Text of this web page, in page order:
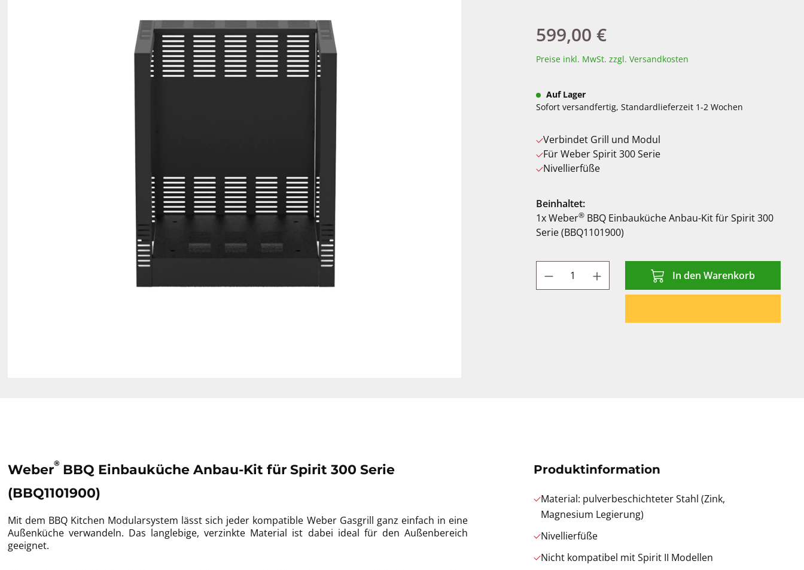
Regulärer Preis:
599,00 €
Preise inkl. MwSt. zzgl. Versandkosten
Auf Lager
Sofort versandfertig, Standardlieferzeit 1-2 Wochen
Verbindet Grill und Modul
Für Weber Spirit 300 Serie
Nivellierfüße
Beinhaltet:
1x Weber® BBQ Einbauküche Anbau-Kit für Spirit 300
Serie (BBQ1101900)
Produkt Anzahl: Gib denIn den Warenkorb
Weber® BBQ Einbauküche Anbau-Kit für Spirit 300 Serie
(BBQ1101900)
Mit dem BBQ Kitchen Modularsystem lässt sich jeder kompatible Weber Gasgrill ganz einfach in eine
Außenküche verwandeln. Das langlebige, verzinkte Material ist dabei ideal für den Außenbereich
geeignet.
Produktinformation
Material: pulverbeschichteter Stahl (Zink,
Magnesium Legierung)
Nivellierfüße
Nicht kompatibel mit Spirit II Modellen